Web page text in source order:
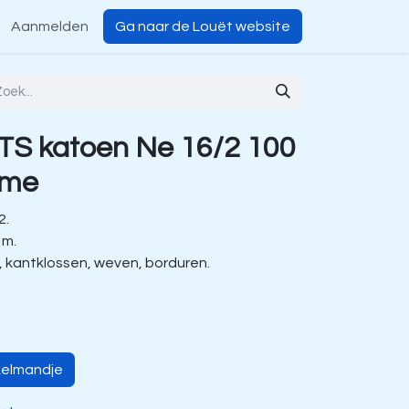
Aanmelden Ga naar de Louët website
katoen Ne 16/2 100
weven, borduren.